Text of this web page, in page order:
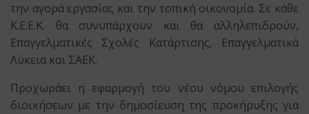
την αγορά εργασίας και την τοπική οικονομία. Σε κάθε
Κ.Ε.Ε.Κ. θα συνυπάρχουν και θα αλληλεπιδρούν,
Επαγγελματικές Σχολές Κατάρτισης, Επαγγελματικά
Λύκεια και ΣΑΕΚ.
Προχωράει η εφαρμογή του νέου νόμου επιλογής
διοικήσεων με την δημοσίευση της προκήρυξης για